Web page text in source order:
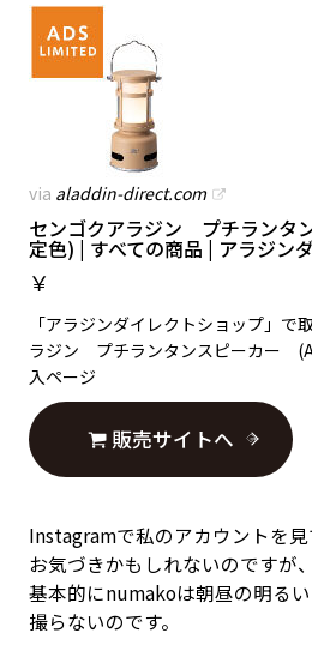
via aladdin-direct.com
センゴクアラジン プチランタ
定色) | すべての商品 | アラジン
￥
「アラジンダイレクトショップ」で
ラジン プチランタンスピーカー
入ページ
販売サイトへ
Instagramで私のアカウントを
お気づきかもしれないのですが、
基本的にnumakoは朝昼の明る
撮らないのです。